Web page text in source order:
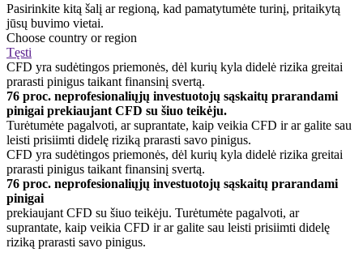
Pasirinkite kitą šalį ar regioną, kad pamatytumėte turinį, pritaikytą
jūsų buvimo vietai.
Choose country or region
Tęsti
CFD yra sudėtingos priemonės, dėl kurių kyla didelė rizika greitai
prarasti pinigus taikant finansinį svertą.
76 proc. neprofesionaliųjų investuotojų sąskaitų prarandami
pinigai prekiaujant CFD su šiuo teikėju.
Turėtumėte pagalvoti, ar suprantate, kaip veikia CFD ir ar galite sau
leisti prisiimti didelę riziką prarasti savo pinigus.
CFD yra sudėtingos priemonės, dėl kurių kyla didelė rizika greitai
prarasti pinigus taikant finansinį svertą.
76 proc. neprofesionaliųjų investuotojų sąskaitų prarandami
pinigai
prekiaujant CFD su šiuo teikėju. Turėtumėte pagalvoti, ar
suprantate, kaip veikia CFD ir ar galite sau leisti prisiimti didelę
riziką prarasti savo pinigus.